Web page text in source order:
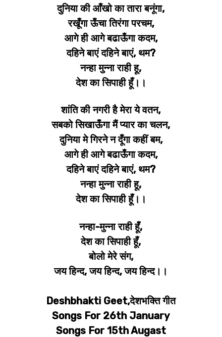
दुनिया की आँखो का तारा बनूंगा,
रखूँगा ऊँचा तिरंगा परचम,
आगे ही आगे बढाऊँगा कदम,
दहिने बाएं दहिने बाएं, थम?
नन्हा मुन्ना राही हू,
देश का सिपाही हूँ।।
शांति की नगरी है मेरा ये वतन,
सबको सिखाऊँगा मैं प्यार का चलन,
दुनिया मे गिरने न दूँगा कहीं बम,
आगे ही आगे बढाऊँगा कदम,
दहिने बाएं दहिने बाएं, थम?
नन्हा मुन्ना राही हू,
देश का सिपाही हूँ।।
नन्हा-मुन्ना राही हूँ,
देश का सिपाही हूँ,
बोलो मेरे संग,
जय हिन्द, जय हिन्द, जय हिन्द।।
Deshbhakti Geet,देशभक्ति गीत
Songs For 26th January
Songs For 15th Augast